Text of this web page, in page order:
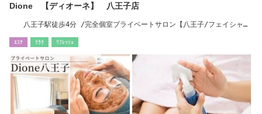
Dione 【ディオーネ】 八王子店
八王子駅徒歩4分 /完全個室プライベートサロン【八王子/フェイシャル
ｴｽﾃ ﾘﾗｸ ﾘﾌﾚｯｼｭ